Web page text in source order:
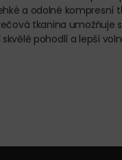
a odolné kompresní
tkanina umožňuje
pohodlí a lepší